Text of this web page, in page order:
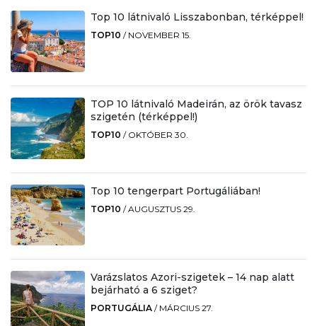
Top 10 látnivaló Lisszabonban, térképpel!
TOP10 / NOVEMBER 15.
TOP 10 látnivaló Madeirán, az örök tavasz
szigetén (térképpel!)
TOP10 / OKTÓBER 30.
Top 10 tengerpart Portugáliában!
TOP10 /AUGUSZTUS 29.
Varázslatos Azori-szigetek – 14 nap alatt
bejárható a 6 sziget?
PORTUGÁLIA / MÁRCIUS 27.